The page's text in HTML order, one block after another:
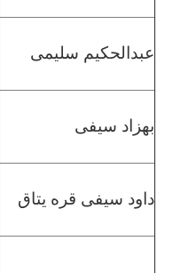
عبدالحکیم سلیمی
بهزاد سیفی
داود سیفی قره یتاق